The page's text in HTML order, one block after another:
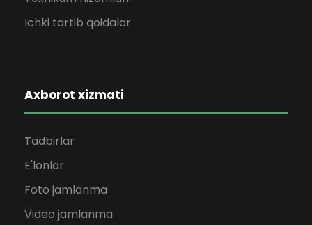
Ichki tartib qoidalar
Axborot xizmati
Tadbirlar
E'lonlar
Foto jamlanma
Video jamlanma